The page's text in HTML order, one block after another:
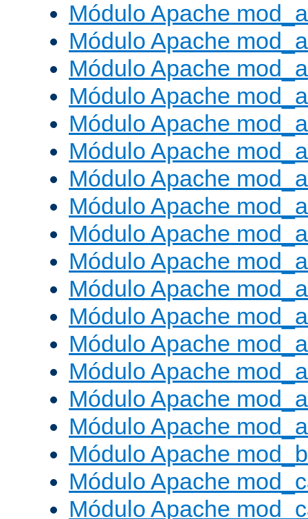
Módulo Apache
Módulo Apache
Módulo Apache
Módulo Apache
Módulo Apache
Módulo Apache
Módulo Apache
Módulo Apache
Módulo Apache
Módulo Apache
Módulo Apache
Módulo Apache
Módulo Apache
Módulo Apache
Módulo Apache
Módulo Apache
Módulo Apache
Módulo Apache
Módulo Apache